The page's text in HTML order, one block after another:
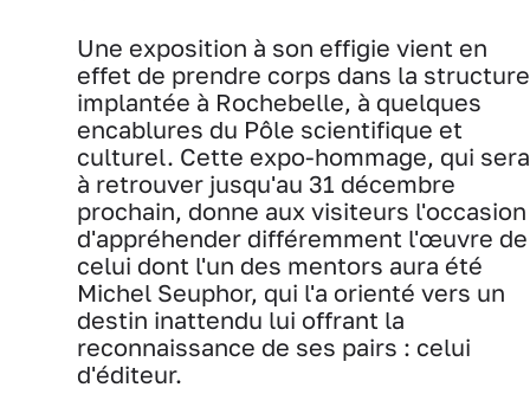
Une exposition à son effigie vient en
effet de prendre corps dans la structure
implantée à Rochebelle, à quelques
encablures du Pôle scientifique et
culturel. Cette expo-hommage, qui sera
à retrouver jusqu'au 31 décembre
prochain, donne aux visiteurs l'occasion
d'appréhender différemment l'œuvre de
celui dont l'un des mentors aura été
Michel Seuphor, qui l'a orienté vers un
destin inattendu lui offrant la
reconnaissance de ses pairs : celui
d'éditeur.